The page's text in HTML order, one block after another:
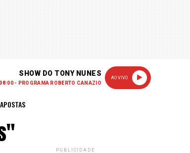
SHOW DO TONY NUNES
- PROGRAMA ROBERTO CANAZIO
AO VIVO
APOSTAS
PUBLICIDADE